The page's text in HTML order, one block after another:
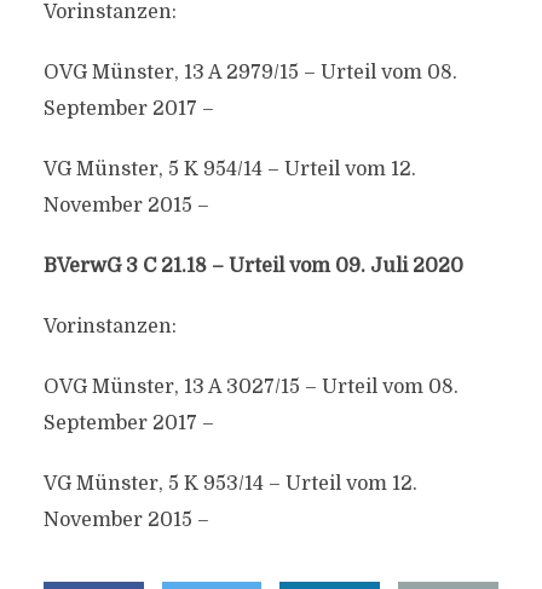
Vorinstanzen:
OVG Münster, 13 A 2979/15 – Urteil vom 08.
September 2017 –
VG Münster, 5 K 954/14 – Urteil vom 12.
November 2015 –
BVerwG 3 C 21.18 – Urteil vom 09. Juli 2020
Vorinstanzen:
OVG Münster, 13 A 3027/15 – Urteil vom 08.
September 2017 –
VG Münster, 5 K 953/14 – Urteil vom 12.
November 2015 –